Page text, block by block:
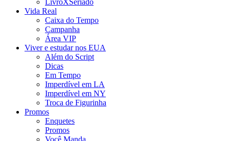
LivroXSeriado
Vida Real
Caixa do Tempo
Campanha
Área VIP
Viver e estudar nos EUA
Além do Script
Dicas
Em Tempo
Imperdível em LA
Imperdível em NY
Troca de Figurinha
Promos
Enquetes
Promos
Você Manda